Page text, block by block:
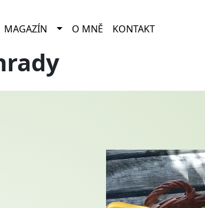
MAGAZÍN TOGGLE DROPDOWN
O MNĚ KONTAKT